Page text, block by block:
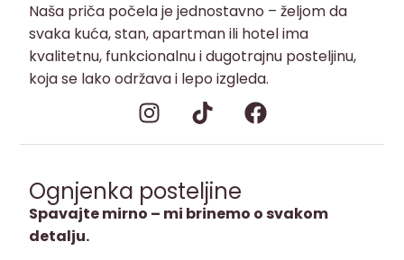
Naša priča počela je jednostavno – željom da
svaka kuća, stan, apartman ili hotel ima
kvalitetnu, funkcionalnu i dugotrajnu posteljinu,
koja se lako održava i lepo izgleda.
Ognjenka posteljine
Spavajte mirno – mi brinemo o svakom
detalju.